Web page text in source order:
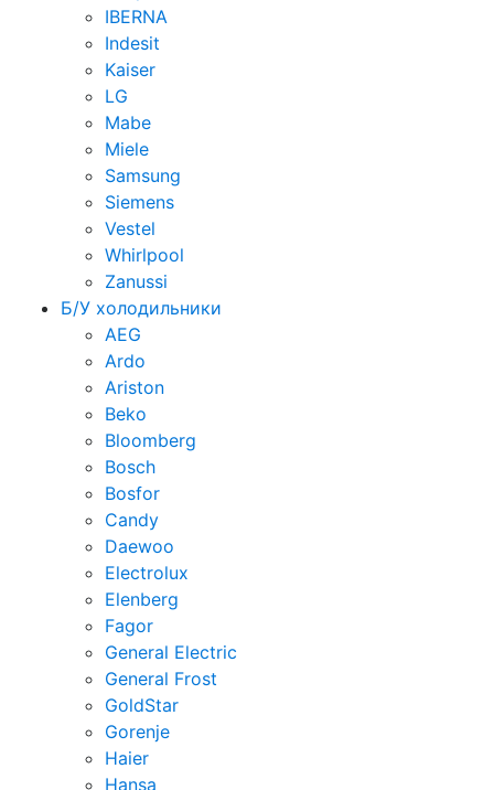
IBERNA
Indesit
Kaiser
LG
Mabe
Miele
Samsung
Siemens
Vestel
Whirlpool
Zanussi
Б/У холодильники
AEG
Ardo
Ariston
Beko
Bloomberg
Bosch
Bosfor
Candy
Daewoo
Electrolux
Elenberg
Fagor
General Electric
General Frost
GoldStar
Gorenje
Haier
Hansa